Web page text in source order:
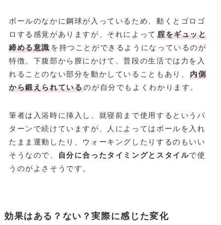
ボールのなかに鋼球が入っているため、動くとゴロゴ
ロする感覚がありますが、それによって 腟をギュッと
締める意識を持つことができるようになっているのが
特徴。下腹部から膣にかけて、普段の生活では力を入
れることのない部分を動かしていることもあり、内側
から鍛えられているのが自分でもよくわかります。
筆者は入浴時に挿入し、就寝前まで使用するというパ
ターンで続けていますが、人によってはボールを入れ
たまま運動したり、ウォーキングしたりするのもいい
そうなので、
自分に合ったタイミングとスタイルで使
うのがよさそうです。
効果はある？ない？実際に感じた変化